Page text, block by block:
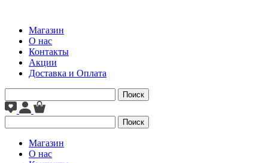
Магазин
О нас
Контакты
Акции
Доставка и Оплата
Поиск
Поиск
Магазин
О нас